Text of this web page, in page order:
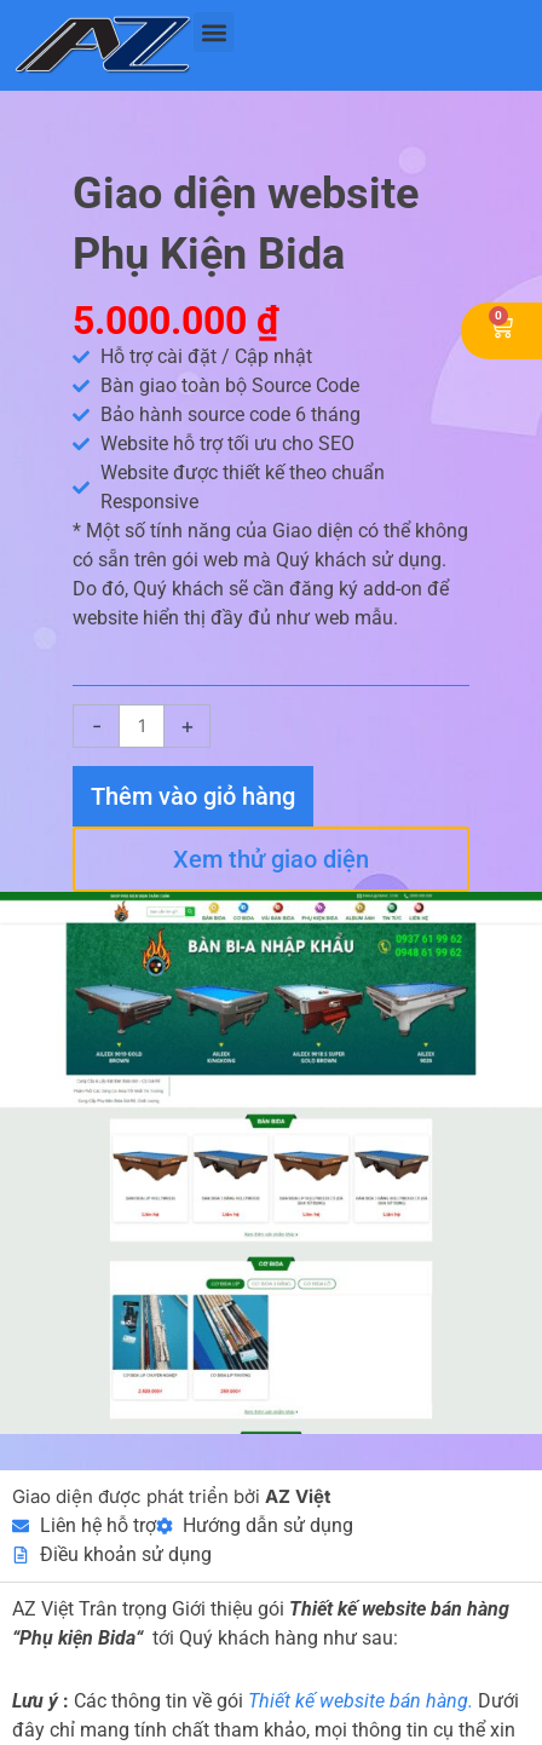
nội
Giao diện website
Phụ Kiện Bida
5.000.000 ₫
Hỗ trợ cài đặt / Cập nhật
Bàn giao toàn bộ Source Code
Bảo hành source code 6 tháng
Website hỗ trợ tối ưu cho SEO
Website được thiết kế theo chuẩn
Responsive
* Một số tính năng của Giao diện có thể không
có sẵn trên gói web mà Quý khách sử dụng.
Do đó, Quý khách sẽ cần đăng ký add-on để
website hiển thị đầy đủ như web mẫu.
-
diện
Phụ
Kiện
số
lượng
+
Thêm vào giỏ hàng
Xem thử giao diện
Giao diện được phát triển bởi AZ Việt
Liên hệ hỗ trợ
Hướng dẫn sử dụng
Điều khoản sử dụng
AZ Việt Trân trọng Giới thiệu gói Thiết kế website bán hàng
“Phụ kiện Bida“ tới Quý khách hàng như sau:
Lưu ý: Các thông tin về gói Thiết kế website bán hàng. Dưới
đây chỉ mang tính chất tham khảo, mọi thông tin cụ thể xin
0
Cart